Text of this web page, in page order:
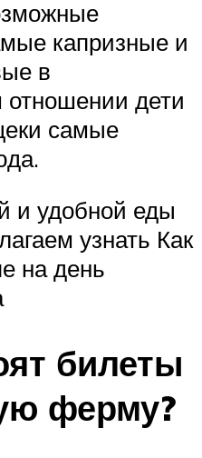
капризные и
в
отношении дети
самые
и удобной еды
узнать Как
на день
билеты
ферму?